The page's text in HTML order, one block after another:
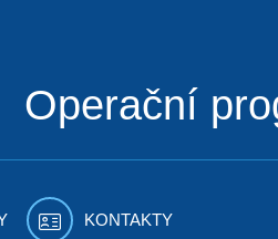
Operační
KONTAKTY